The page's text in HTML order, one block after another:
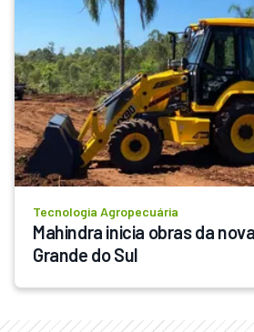
Tecnologia Agropecuária
Mahindra inicia obras da
Grande do Sul